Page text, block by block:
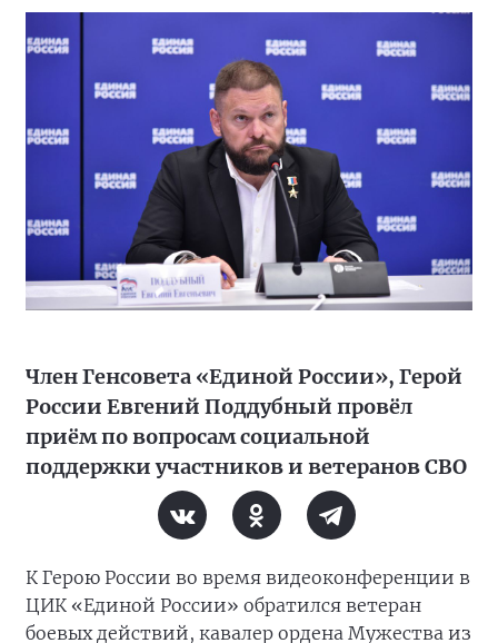
Член Генсовета «Единой России», Герой
России Евгений Поддубный провёл
приём по вопросам социальной
поддержки участников и ветеранов СВО
К Герою России во время видеоконференции в
ЦИК «Единой России» обратился ветеран
боевых действий, кавалер ордена Мужества из